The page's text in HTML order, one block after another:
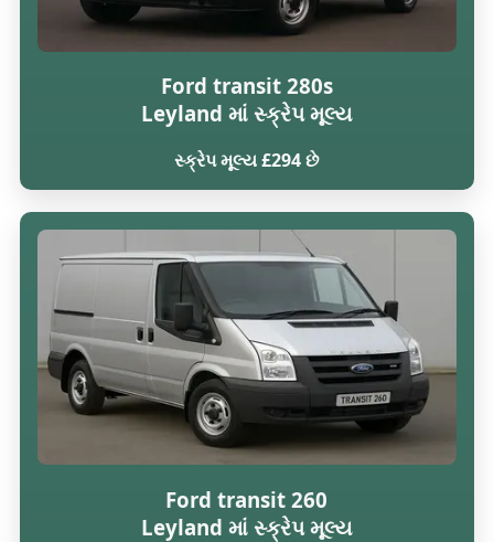
Ford transit 280s
Leyland માં સ્ક્રેપ મૂલ્ય
સ્ક્રેપ મૂલ્ય £294 છે
Ford transit 260
Leyland માં સ્ક્રેપ મૂલ્ય